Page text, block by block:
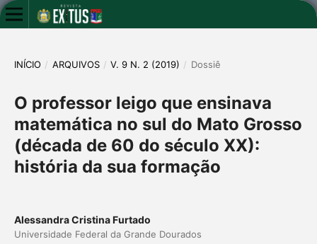
INÍCIO / ARQUIVOS / V. 9 N. 2 (2019) / Dossiê
O professor leigo que ensinava
matemática no sul do Mato Grosso
(década de 60 do século XX):
história da sua formação
Alessandra Cristina Furtado
Universidade Federal da Grande Dourados